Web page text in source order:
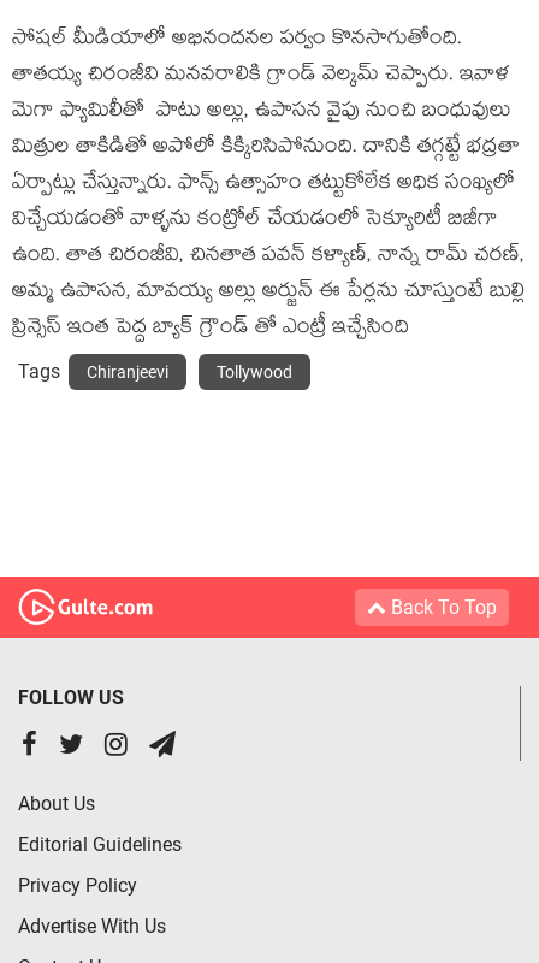
సోషల్ మీడియాలో అభినందనల పర్వం కొనసాగుతోంది.
తాతయ్య చిరంజీవి మనవరాలికి గ్రాండ్ వెల్కమ్ చెప్పారు. ఇవాళ
మెగా ఫ్యామిలీతో పాటు అల్లు, ఉపాసన వైపు నుంచి బంధువులు
మిత్రుల తాకిడితో అపోలో కిక్కిరిసిపోనుంది. దానికి తగ్గట్టే భద్రతా
ఏర్పాట్లు చేస్తున్నారు. ఫాన్స్ ఉత్సాహం తట్టుకోలేక అధిక సంఖ్యలో
విచ్చేయడంతో వాళ్ళను కంట్రోల్ చేయడంలో సెక్యూరిటీ బిజీగా
ఉంది. తాత చిరంజీవి, చినతాత పవన్ కళ్యాణ్, నాన్న రామ్ చరణ్,
అమ్మ ఉపాసన, మావయ్య అల్లు అర్జున్ ఈ పేర్లను చూస్తుంటే బుల్లి
ప్రిన్సెస్ ఇంత పెద్ద బ్యాక్ గ్రౌండ్ తో ఎంట్రీ ఇచ్చేసింది
Tags Chiranjeevi Tollywood
Back To Top
FOLLOW US
About Us
Editorial Guidelines
Privacy Policy
Advertise With Us